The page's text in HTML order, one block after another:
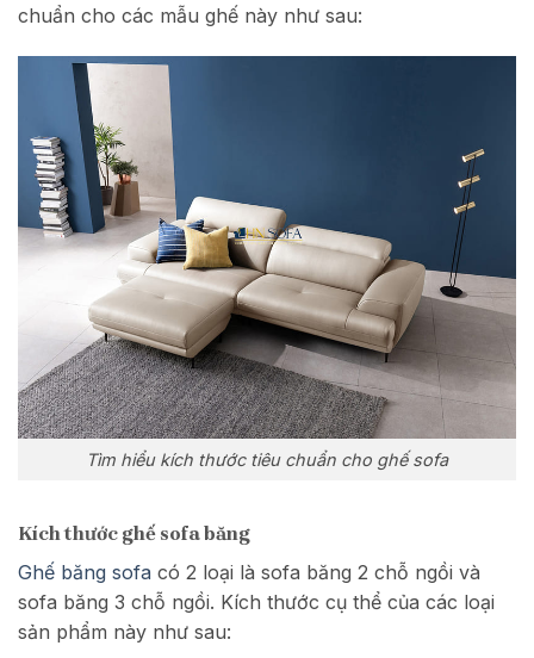
chuẩn cho các mẫu ghế này như sau:
Tìm hiểu kích thước tiêu chuẩn cho ghế sofa
Kích thước ghế sofa băng
Ghế băng sofa có 2 loại là sofa băng 2 chỗ ngồi và
sofa băng 3 chỗ ngồi. Kích thước cụ thể của các loại
sản phẩm này như sau: